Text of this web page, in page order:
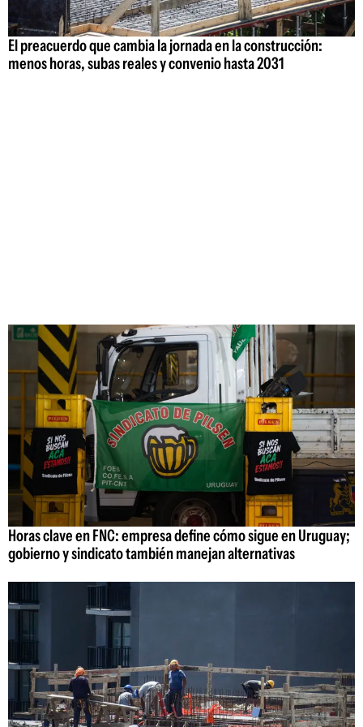
El preacuerdo que cambia la jornada en la construcción:
menos horas, subas reales y convenio hasta 2031
Horas clave en FNC: empresa define cómo sigue en Uruguay;
gobierno y sindicato también manejan alternativas